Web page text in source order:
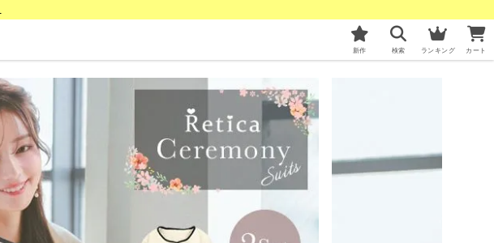
新作 検索 ランキング カート